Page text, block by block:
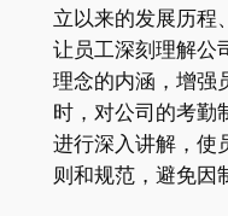
立以来的发展历程
让员工深刻理解公
理念的内涵，增强
时，对公司的考勤
进行深入讲解，使
则和规范，避免因